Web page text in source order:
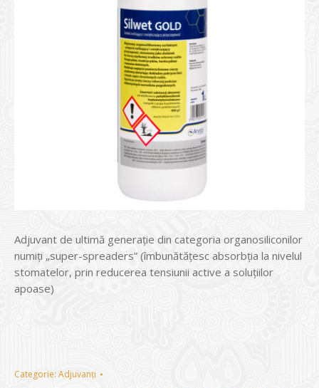
Adjuvant de ultimă generație din categoria organosiliconilor
numiți „super-spreaders” (îmbunătățesc absorbția la nivelul
stomatelor, prin reducerea tensiunii active a soluțiilor
apoase)
Categorie: Adjuvanți